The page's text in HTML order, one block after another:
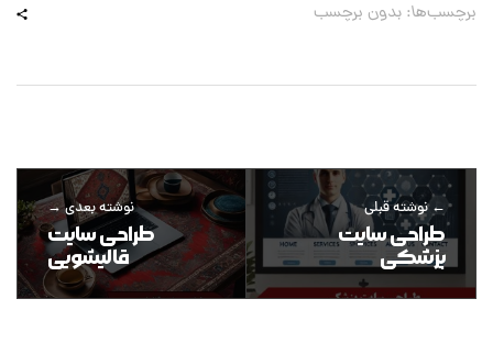
برچسب‌ها: بدون برچسب
نوشته قبلی
طراحی سایت
پزشکی
نوشته بعدی
طراحی سایت
قالیشویی